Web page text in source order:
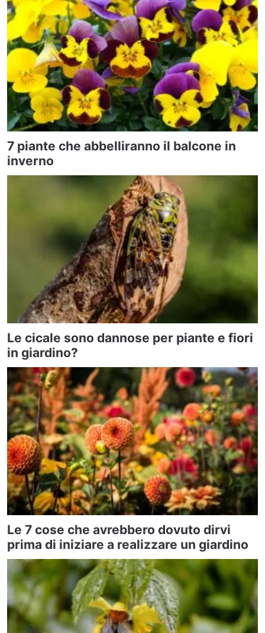
7 piante che abbelliranno il balcone in
inverno
Le cicale sono dannose per piante e fiori
in giardino?
Le 7 cose che avrebbero dovuto dirvi
prima di iniziare a realizzare un giardino